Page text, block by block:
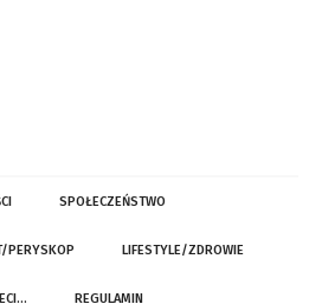
SPOŁECZEŃSTWO
PERYSKOP LIFESTYLE/ZDROWIE
REGULAMIN